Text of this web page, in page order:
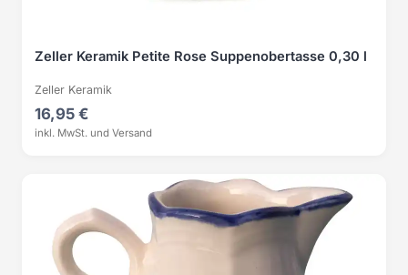
Zeller Keramik Petite Rose Suppenobertasse 0,30 l
Zeller Keramik
16,95 €
inkl. MwSt. und Versand